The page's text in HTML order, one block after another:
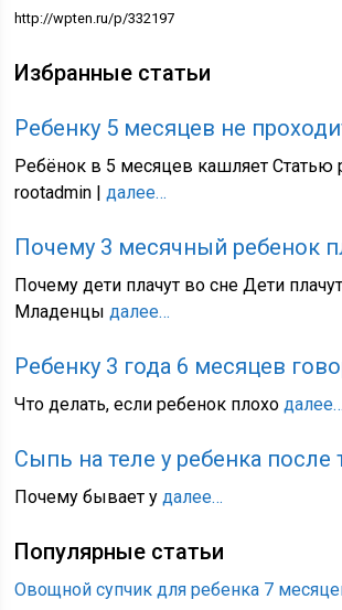
http://wpten.ru/p/332197
Избранные статьи
Ребенку 5 месяцев не
Ребёнок в 5 месяцев кашляет Статью
rootadmin |далее…
Почему 3 месячный ребенок
Почему дети плачут во сне Дети
Младенцыдалее…
Ребенку 3 года 6 месяцев
Что делать, если ребенок плоходалее…
Сыпь на теле у ребенка после
Почему бывает удалее…
Популярные статьи
Овощной супчик для ребенка 7